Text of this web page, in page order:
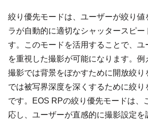
絞り優先モードは、ユーザーが絞り値
ラが自動的に適切なシャッタースピ
す。このモードを活用することで、ユ
を重視した撮影が可能になります。例
撮影では背景をぼかすために開放絞り
では被写界深度を深くするために絞り
です。EOS RPの絞り優先モードは、
応し、ユーザーが直感的に撮影設定を